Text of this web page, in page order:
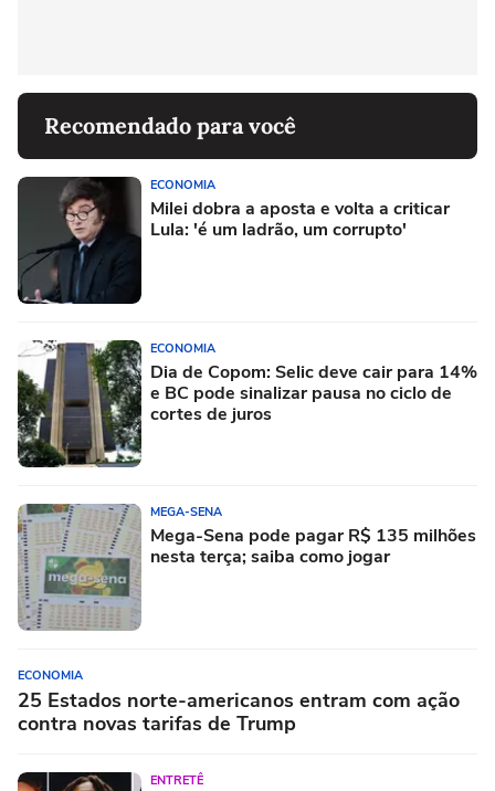
Recomendado para você
ECONOMIA
Milei dobra a aposta e volta a criticar
Lula: 'é um ladrão, um corrupto'
ECONOMIA
Dia de Copom: Selic deve cair para 14%
e BC pode sinalizar pausa no ciclo de
cortes de juros
MEGA-SENA
Mega-Sena pode pagar R$ 135 milhões
nesta terça; saiba como jogar
ECONOMIA
25 Estados norte-americanos entram com ação
contra novas tarifas de Trump
ENTRETÊ